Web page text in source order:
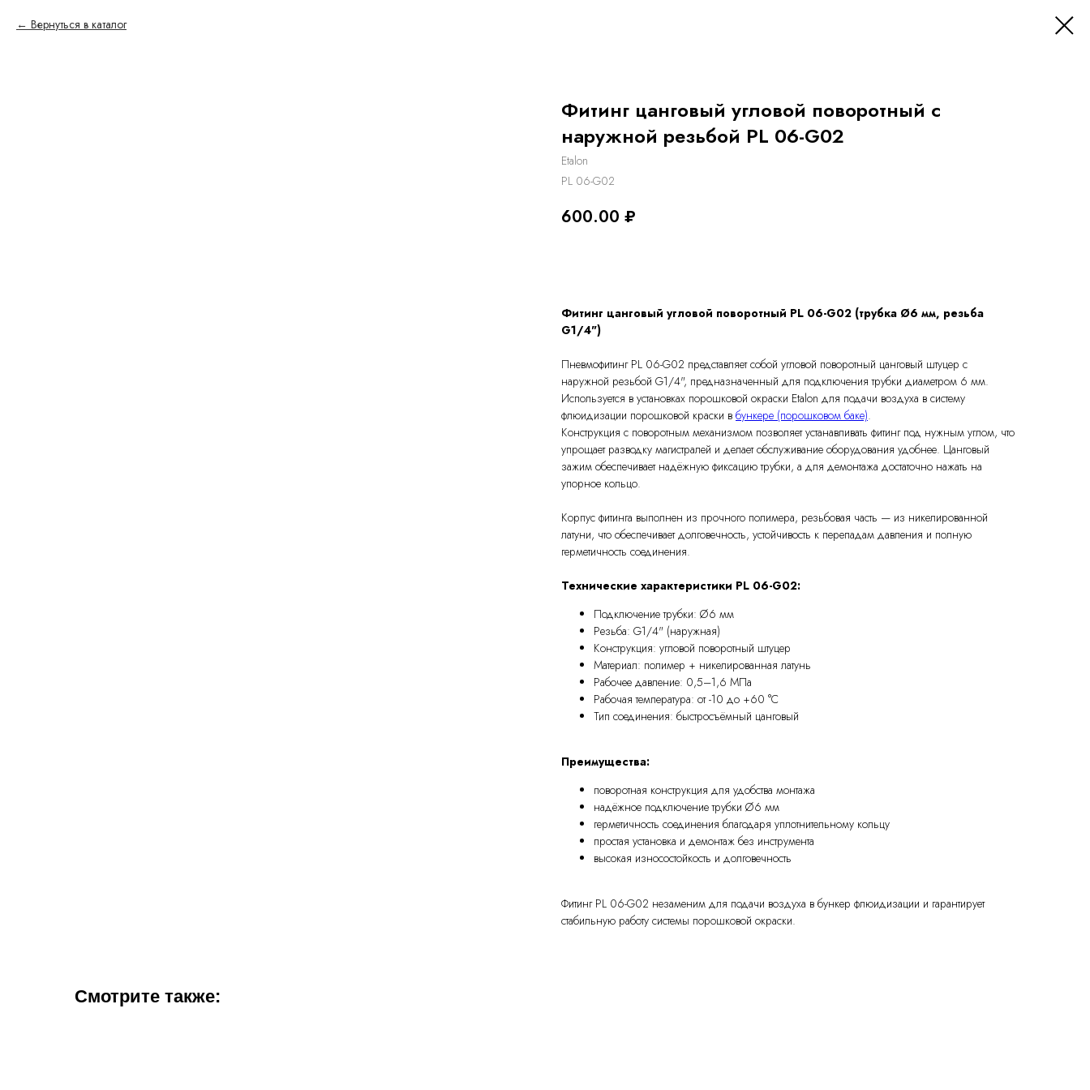
Вернуться в каталог
Фитинг цанговый угловой поворотный с
наружной резьбой PL 06-G02
Etalon
PL 06-G02
600.00 ₽
Фитинг цанговый угловой поворотный PL 06-G02 (трубка Ø6 мм, резьба
G1/4")
Пневмофитинг PL 06-G02 представляет собой угловой поворотный цанговый штуцер с
наружной резьбой G1/4", предназначенный для подключения трубки диаметром 6 мм.
Используется в установках порошковой окраски Etalon для подачи воздуха в систему
флюидизации порошковой краски в бункере (порошковом баке).
Конструкция с поворотным механизмом позволяет устанавливать фитинг под нужным углом, что
упрощает разводку магистралей и делает обслуживание оборудования удобнее. Цанговый
зажим обеспечивает надёжную фиксацию трубки, а для демонтажа достаточно нажать на
упорное кольцо.
Корпус фитинга выполнен из прочного полимера, резьбовая часть — из никелированной
латуни, что обеспечивает долговечность, устойчивость к перепадам давления и полную
герметичность соединения.
Технические характеристики PL 06-G02:
Подключение трубки: Ø6 мм
Резьба: G1/4" (наружная)
Конструкция: угловой поворотный штуцер
Материал: полимер + никелированная латунь
Рабочее давление: 0,5–1,6 МПа
Рабочая температура: от -10 до +60 °С
Тип соединения: быстросъёмный цанговый
Преимущества:
поворотная конструкция для удобства монтажа
надёжное подключение трубки Ø6 мм
герметичность соединения благодаря уплотнительному кольцу
простая установка и демонтаж без инструмента
высокая износостойкость и долговечность
Фитинг PL 06-G02 незаменим для подачи воздуха в бункер флюидизации и гарантирует
стабильную работу системы порошковой окраски.
Смотрите также: